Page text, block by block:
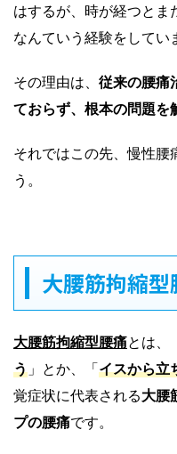
はするが、時が経つとま
なんていう経験をしてい
その理由は、 従来の腰痛
ておらず、根本の問題を
それではこの先、慢性腰
う。
大腰筋拘縮
大腰筋拘縮型腰痛とは、
う 」とか、「イスから立
覚症状に代表される大腰
プの腰痛です。